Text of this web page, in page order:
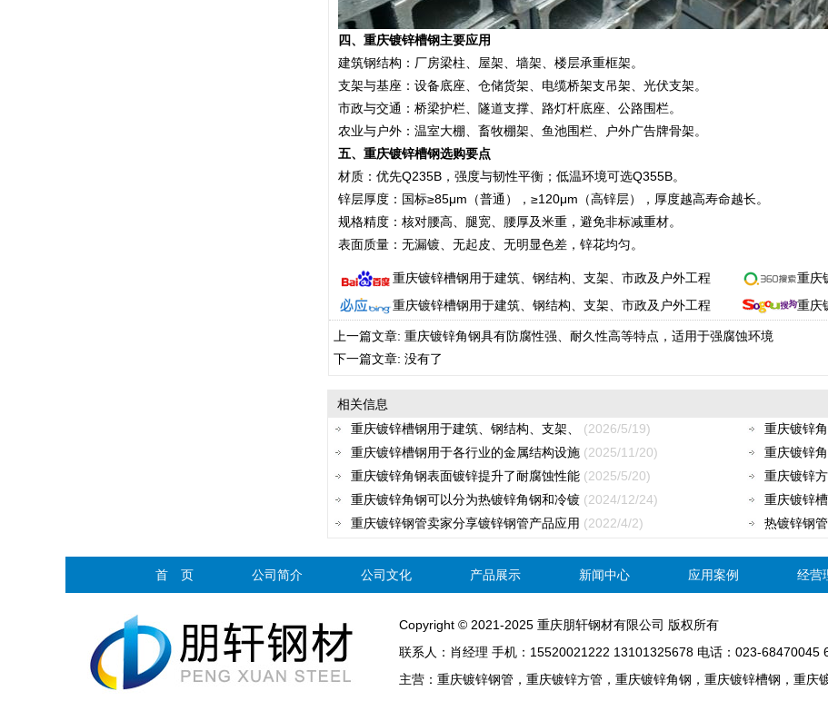
四、重庆镀锌槽钢主要应用
建筑钢结构：厂房梁柱、屋架、墙架、楼层承重框架。
支架与基座：设备底座、仓储货架、电缆桥架支吊架、光伏支架。
市政与交通：桥梁护栏、隧道支撑、路灯杆底座、公路围栏。
农业与户外：温室大棚、畜牧棚架、鱼池围栏、户外广告牌骨架。
五、 重庆镀锌槽钢选购要点
材质：优先Q235B，强度与韧性平衡；低温环境可选Q355B。
锌层厚度：国标≥85μm（普通），≥120μm（高锌层），厚度越高寿命越长。
规格精度：核对腰高、腿宽、腰厚及米重，避免非标减重材。
表面质量：无漏镀、无起皮、无明显色差，锌花均匀。
重庆镀锌槽钢用于建筑、钢结构、支架、市政及户外工程
重庆
重庆镀锌槽钢用于建筑、钢结构、支架、市政及户外工程
重庆
上一篇文章: 重庆镀锌角钢具有防腐性强、耐久性高等特点，适用于强腐蚀环境
下一篇文章: 没有了
相关信息
重庆镀锌槽钢用于建筑、钢结构、支架、 (2026/5/19) 重庆镀锌
重庆镀锌槽钢用于各行业的金属结构设施 (2025/11/20) 重庆镀锌
重庆镀锌角钢表面镀锌提升了耐腐蚀性能 (2025/5/20) 重庆镀锌
重庆镀锌角钢可以分为热镀锌角钢和冷镀 (2024/12/24) 重庆镀锌
重庆镀锌钢管卖家分享镀锌钢管产品应用 (2022/4/2) 热镀锌钢
首 页 公司简介 公司文化 产品展示 新闻中心 应用案例 经营
Copyright © 2021-2025 重庆朋轩钢材有限公司 版权所有
联系人：肖经理 手机：15520021222 13101325678 电话：023-68470045
主营：重庆镀锌钢管，重庆镀锌方管，重庆镀锌角钢，重庆镀锌槽钢，重庆